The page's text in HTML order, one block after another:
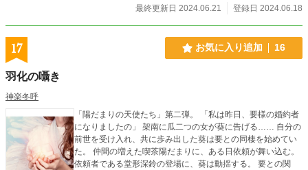
最終更新日 2024.06.21
登録日 2024.06.18
17 お気に入り追加 16
羽化の囁き
神楽冬呼
「陽だまりの天使たち」第二弾。 「私は昨日、要様の婚約者
になりましたの」 架南に瓜二つの女が葵に告げる…… 自分の
前世を受け入れ、共に歩み出した葵は要との同棲を始めてい
た。 仲間の増えた喫茶陽だまりに、ある日依頼が舞い込む。
依頼者である堂形深鈴の登場に、葵は動揺する。 要との関